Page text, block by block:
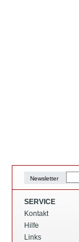
Newsletter
SERVICE
Kontakt
Hilfe
Links